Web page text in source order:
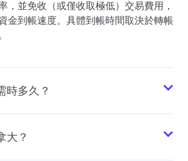
，並免收（或僅收取極低）交易費用，
金到帳速度。具體到帳時間取決於轉帳
時多久？
大？